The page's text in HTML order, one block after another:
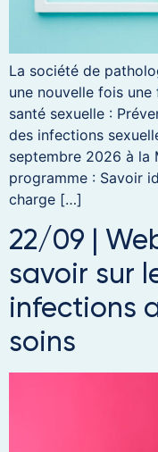
La société de
une nouvelle fois
santé sexuelle :
des infections
septembre 2026 à la
programme : Savoir
charge […]
22/09 |
savoir sur
infections
soins